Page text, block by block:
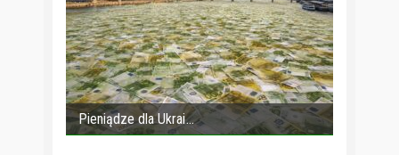
Pieniądze dla Ukrai